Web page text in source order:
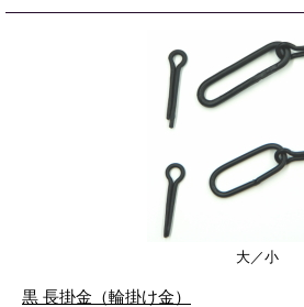
大／小
黒 長掛金（輪掛け金）